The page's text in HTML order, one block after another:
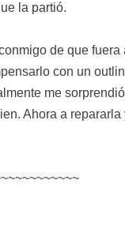
la partió.
de que
con un
me
Ahora a